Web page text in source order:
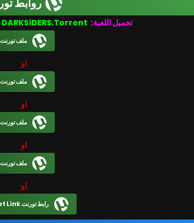
تحميل اللعبة:
ملف تورنت
او
ملف تورنت
او
ملف تورنت
او
ملف تورنت
او
رابط تورنت Magnet Link